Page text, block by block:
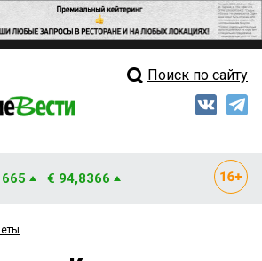
Свежий выпускПоиск по сайту
€ 94,8366